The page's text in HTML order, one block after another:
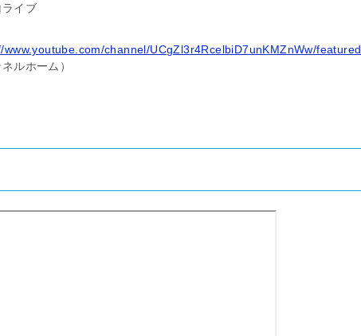
イブ
www.youtube.com/channel/UCgZl3r4RcelbiD7unKMZnWw/featured
ルホーム）